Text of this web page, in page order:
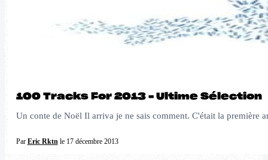
100 Tracks For 2013 – Ultime Sélection
Un conte de Noël Il arriva je ne sais comment. C'était la première
Par Eric Rktnle 17 décembre 2013